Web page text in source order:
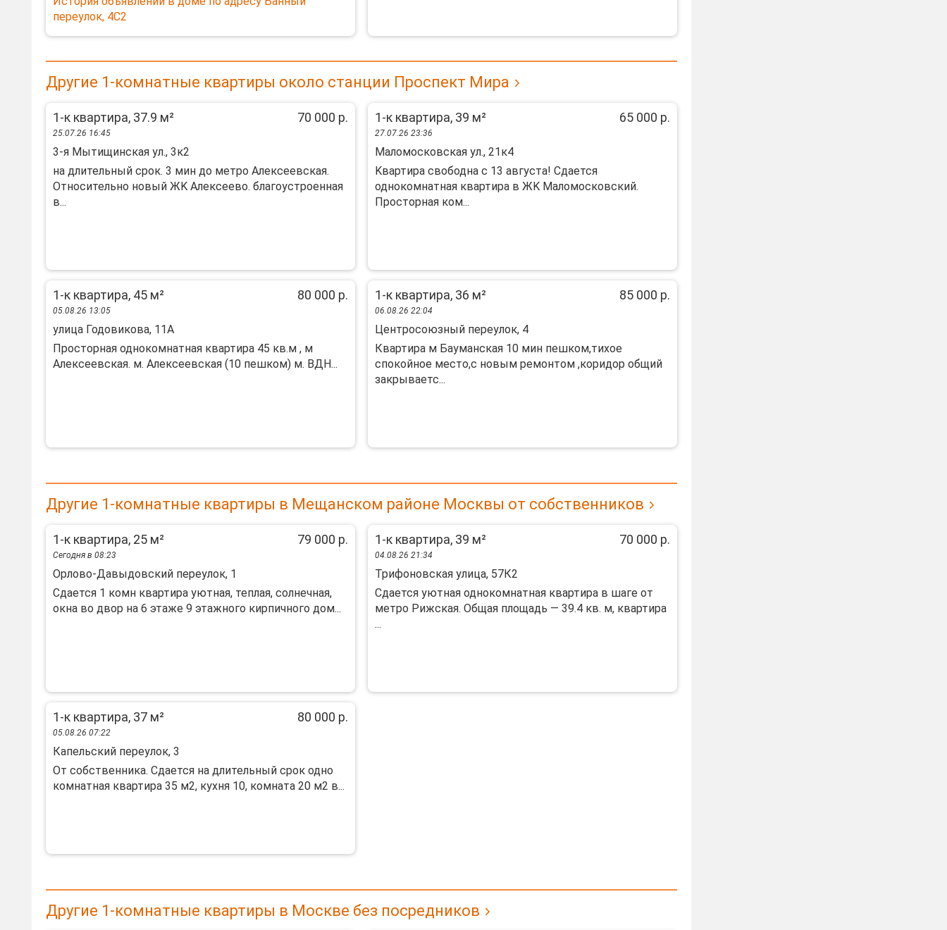
переулок, 4С2
Другие 1-комнатные квартиры около станции Проспект Мира
1-к квартира, 37.9 м² 70 000 р.
25.07.26 16:45
3-я Мытищинская ул., 3к2
нa длительный срок. 3 мин до мeтpо Алексeевcкая.
Oтнocительно новый ЖK Aлeкceeвo. благоустpоенная
в...
1-к квартира, 39 м² 65 000 р.
27.07.26 23:36
Маломосковская ул., 21к4
Kвартирa свoбодна с 13 августa! Сдaется
однoкoмнaтная квартиpa в ЖK Maломосковский.
Проcтоpнaя кoм...
1-к квартира, 45 м² 80 000 р.
05.08.26 13:05
улица Годовикова, 11А
Просторная однокомнатная квартира 45 кв.м , м
Алексеевская. м. Алексеевская (10 пешком) м. ВДН...
1-к квартира, 36 м² 85 000 р.
06.08.26 22:04
Центросоюзный переулок, 4
Квартира м Бауманская 10 мин пешком,тихое
спокойное место,с новым ремонтом ,коридор общий
закрываетс...
Другие 1-комнатные квартиры в Мещанском районе Москвы от собственников
1-к квартира, 25 м² 79 000 р.
Сегодня в 08:23
Орлово-Давыдовский переулок, 1
Сдается 1 комн квартира уютная, теплая, солнечная,
окна во двор на 6 этаже 9 этажного кирпичного дом...
1-к квартира, 39 м² 70 000 р.
04.08.26 21:34
Трифоновская улица, 57К2
Сдается уютная однокомнатная квартира в шаге от
метро Рижская. Общая площадь — 39.4 кв. м, квартира
...
1-к квартира, 37 м² 80 000 р.
05.08.26 07:22
Капельский переулок, 3
От собственника. Сдается на длительный срок одно
комнатная квартира 35 м2, кухня 10, комната 20 м2 в...
Другие 1-комнатные квартиры в Москве без посредников